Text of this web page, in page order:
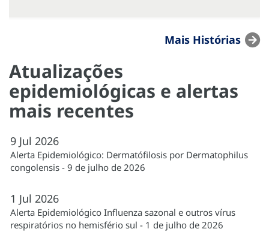
Mais Histórias
Atualizações
epidemiológicas e alertas
mais recentes
9 Jul 2026
Alerta Epidemiológico: Dermatófilosis por Dermatophilus
congolensis - 9 de julho de 2026
1 Jul 2026
Alerta Epidemiológico Influenza sazonal e outros vírus
respiratórios no hemisfério sul - 1 de julho de 2026